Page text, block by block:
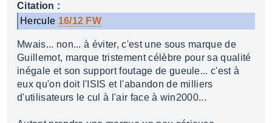
Citation :
Hercule 16/12 FW
Mwais... non... à éviter, c'est une sous marque de
Guillemot, marque tristement célèbre pour sa qualité
inégale et son support foutage de gueule... c'est à
eux qu'on doit l'ISIS et l'abandon de milliers
d'utilisateurs le cul à l'air face à win2000...